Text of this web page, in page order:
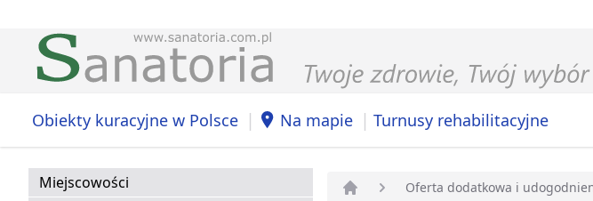
Obiekty kuracyjne w Polsce | Na mapie | Turnusy rehabilitacyjne
Miejscowości
Oferta dodatkowa i